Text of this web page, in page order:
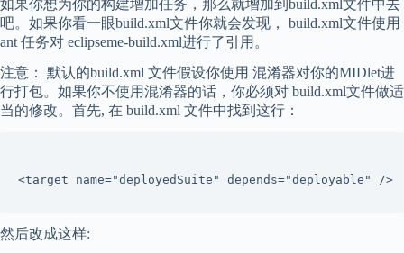
如果你想为你的构建增加任务，那么就增加到build.xml文件中去
吧。如果你看一眼build.xml文件你就会发现， build.xml文件使用
ant 任务对 eclipseme-build.xml进行了引用。
注意： 默认的build.xml 文件假设你使用 混淆器对你的MIDlet进
行打包。如果你不使用混淆器的话，你必须对 build.xml文件做适
当的修改。首先, 在 build.xml 文件中找到这行：
<target name="deployedSuite" depends="deployable" />
然后改成这样: